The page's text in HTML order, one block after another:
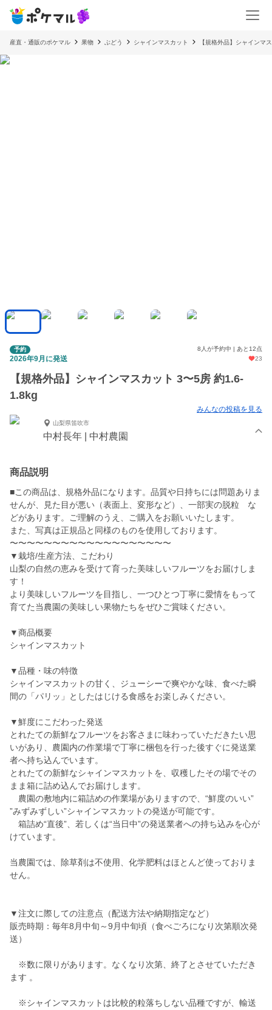
産直・通販のポケマル 果物 ぶどう シャインマスカット 【規格外品】シャインマ
予約 8人が予約中 | あと12点
2026年9月に発送 23
【規格外品】シャインマスカット 3〜5房 約1.6-
1.8kg
みんなの投稿を見る
山梨県笛吹市
中村長年 | 中村農園
商品説明
■この商品は、規格外品になります。品質や日持ちには問題ありま
せんが、見た目が悪い（表面上、変形など）、一部実の脱粒 な
どがあります。ご理解のうえ、ご購入をお願いいたします。
また、写真は正規品と同様のものを使用しております。
〜〜〜〜〜〜〜〜〜〜〜〜〜〜〜〜〜〜〜
▼栽培/生産方法、こだわり
山梨の自然の恵みを受けて育った美味しいフルーツをお届けしま
す！
より美味しいフルーツを目指し、一つひとつ丁寧に愛情をもって
育てた当農園の美味しい果物たちをぜひご賞味ください。
▼商品概要
シャインマスカット
▼品種・味の特徴
シャインマスカットの甘く、ジューシーで爽やかな味、食べた瞬
間の「パリッ」としたはじける食感をお楽しみください。
▼鮮度にこだわった発送
とれたての新鮮なフルーツをお客さまに味わっていただきたい思
いがあり、農園内の作業場で丁寧に梱包を行った後すぐに発送業
者へ持ち込んでいます。
とれたての新鮮なシャインマスカットを、収穫したその場でその
まま箱に詰め込んでお届けします。
農園の敷地内に箱詰めの作業場がありますので、“鮮度のいい”
”みずみずしい”シャインマスカットの発送が可能です。
箱詰め“直後”、若しくは“当日中”の発送業者への持ち込みを心が
けています。
当農園では、除草剤は不使用、化学肥料はほとんど使っておりま
せん。
▼注文に際しての注意点（配送方法や納期指定など）
販売時期：毎年8月中旬～9月中旬頃（食べごろになり次第順次発
送）
※数に限りがあります。なくなり次第、終了とさせていただき
ます 。
※シャインマスカットは比較的粒落ちしない品種ですが、輸送